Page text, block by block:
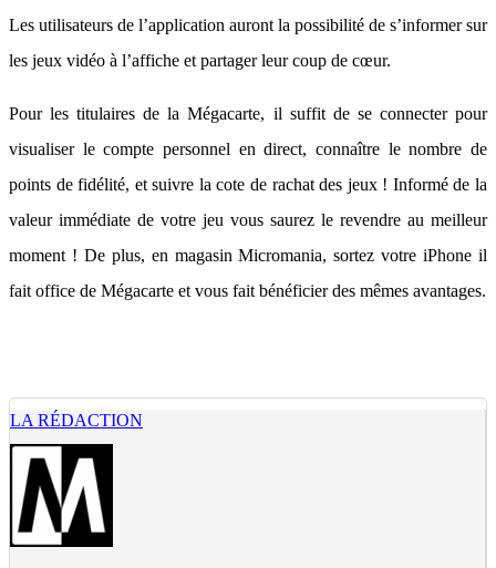
Les utilisateurs de l’application auront la possibilité de s’informer sur
les jeux vidéo à l’affiche et partager leur coup de cœur.
Pour les titulaires de la Mégacarte, il suffit de se connecter pour
visualiser le compte personnel en direct, connaître le nombre de
points de fidélité, et suivre la cote de rachat des jeux ! Informé de la
valeur immédiate de votre jeu vous saurez le revendre au meilleur
moment ! De plus, en magasin Micromania, sortez votre iPhone il
fait office de Mégacarte et vous fait bénéficier des mêmes avantages.
LA RÉDACTION